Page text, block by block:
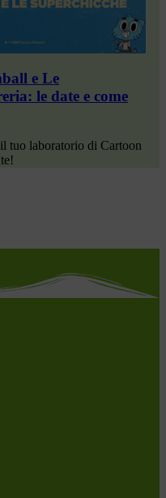
e Le
le date e come
tuo laboratorio di Cartoon